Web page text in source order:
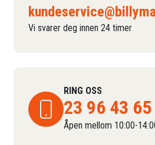
Vi svarer deg innen 24 timer
RING OSS
23 96 43 65
Åpen mellom 10:00-